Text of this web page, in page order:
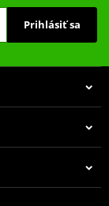
Prihlásiť sa